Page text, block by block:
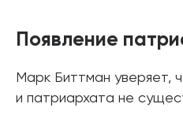
Появление
Марк Биттман уверяет,
и патриархата не